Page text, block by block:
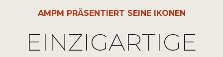
Artikel
AMPM PRÄSENTIERT SEINE IKONEN
EINZIGARTIGE